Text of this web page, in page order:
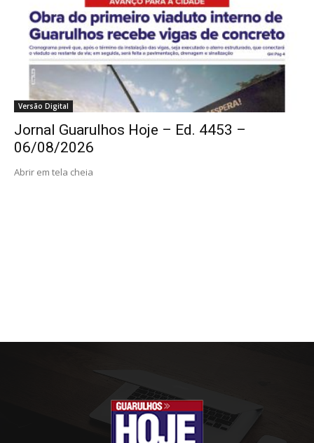
Versão Digital
Jornal Guarulhos Hoje – Ed. 4453 –
06/08/2026
Abrir em tela cheia